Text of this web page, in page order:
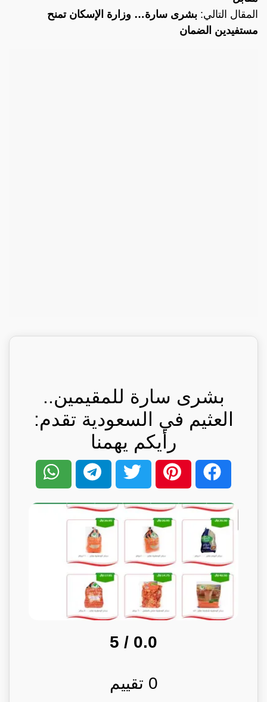
المقال التالي: بشرى سارة… وزارة الإسكان تمنح
مستفيدين الضمان
بشرى سارة للمقيمين..
العثيم في السعودية تقدم:
رأيكم يهمنا
0.0
/ 5
0 تقييم